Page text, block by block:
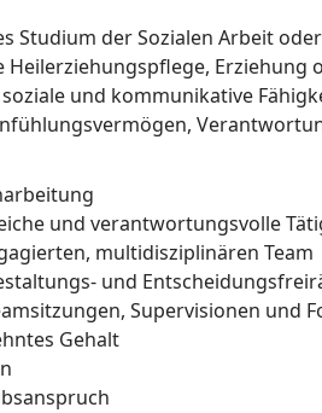
Studium der Sozialen Arbeit
Heilerziehungspflege, Erziehung
und kommunikative
und verantwortungsvolle
multidisziplinären Team
und
Supervisionen und
Gehalt